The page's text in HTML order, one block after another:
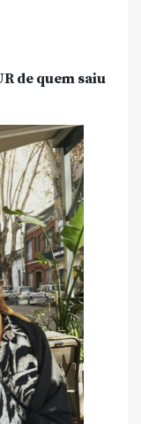
de quem saiu